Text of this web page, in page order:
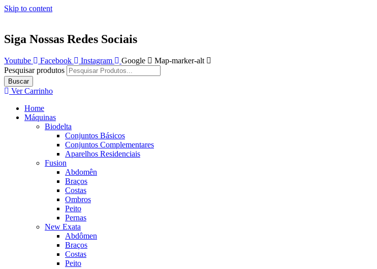
Skip to content
Siga Nossas Redes Sociais
Youtube Facebook Instagram Google
Map-marker-alt
Pesquisar produtos
Buscar
Ver Carrinho
Home
Máquinas
Biodelta
Conjuntos Básicos
Conjuntos Complementares
Aparelhos Residenciais
Fusion
Abdomên
Braços
Costas
Ombros
Peito
Pernas
New Exata
Abdômen
Braços
Costas
Peito